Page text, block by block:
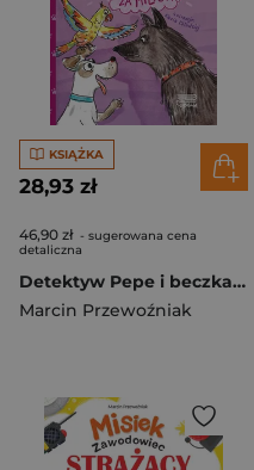
KSIĄŻKA
28,93 zł
46,90 zł - sugerowana cena
detaliczna
Detektyw Pepe i beczka za milion (tom 4)
Marcin Przewoźniak